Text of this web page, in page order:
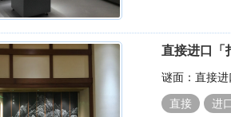
直接进口「
谜面：直接
直接 进